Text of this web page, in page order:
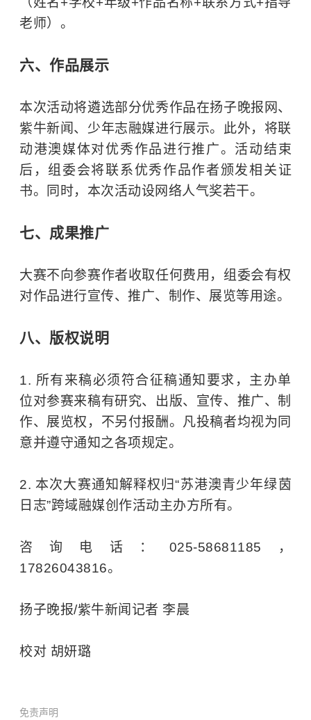
老师）。
六、作品展示
本次活动将遴选部分优秀作品在扬子晚报网、
紫牛新闻、少年志融媒进行展示。此外，将联
动港澳媒体对优秀作品进行推广。活动结束
后，组委会将联系优秀作品作者颁发相关证
书。同时，本次活动设网络人气奖若干。
七、成果推广
大赛不向参赛作者收取任何费用，组委会有权
对作品进行宣传、推广、制作、展览等用途。
八、版权说明
1. 所有来稿必须符合征稿通知要求，主办单
位对参赛来稿有研究、出版、宣传、推广、制
作、展览权，不另付报酬。凡投稿者均视为同
意并遵守通知之各项规定。
2. 本次大赛通知解释权归“苏港澳青少年绿茵
日志”跨域融媒创作活动主办方所有。
咨询电话：025-58681185，
17826043816。
扬子晚报/紫牛新闻记者 李晨
校对 胡妍璐
免责声明